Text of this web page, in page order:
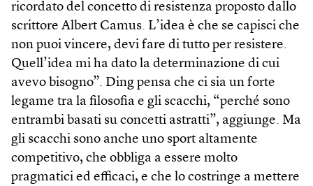
ricordato del concetto di resistenza proposto dallo
scrittore Albert Camus. L’idea è che se capisci che
non puoi vincere, devi fare di tutto per resistere.
Quell’idea mi ha dato la determinazione di cui
avevo bisogno”. Ding pensa che ci sia un forte
legame tra la filosofia e gli scacchi, “perché sono
entrambi basati su concetti astratti”, aggiunge. Ma
gli scacchi sono anche uno sport altamente
competitivo, che obbliga a essere molto
pragmatici ed efficaci, e che lo costringe a mettere